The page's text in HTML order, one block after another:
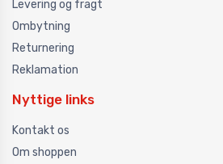
Levering og fragt
Ombytning
Returnering
Reklamation
Nyttige links
Kontakt os
Om shoppen